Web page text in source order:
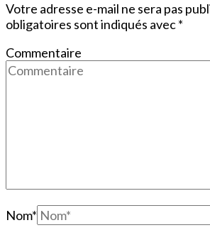
Votre adresse e-mail ne sera pas
obligatoires sont indiqués avec*
Commentaire
Nom*